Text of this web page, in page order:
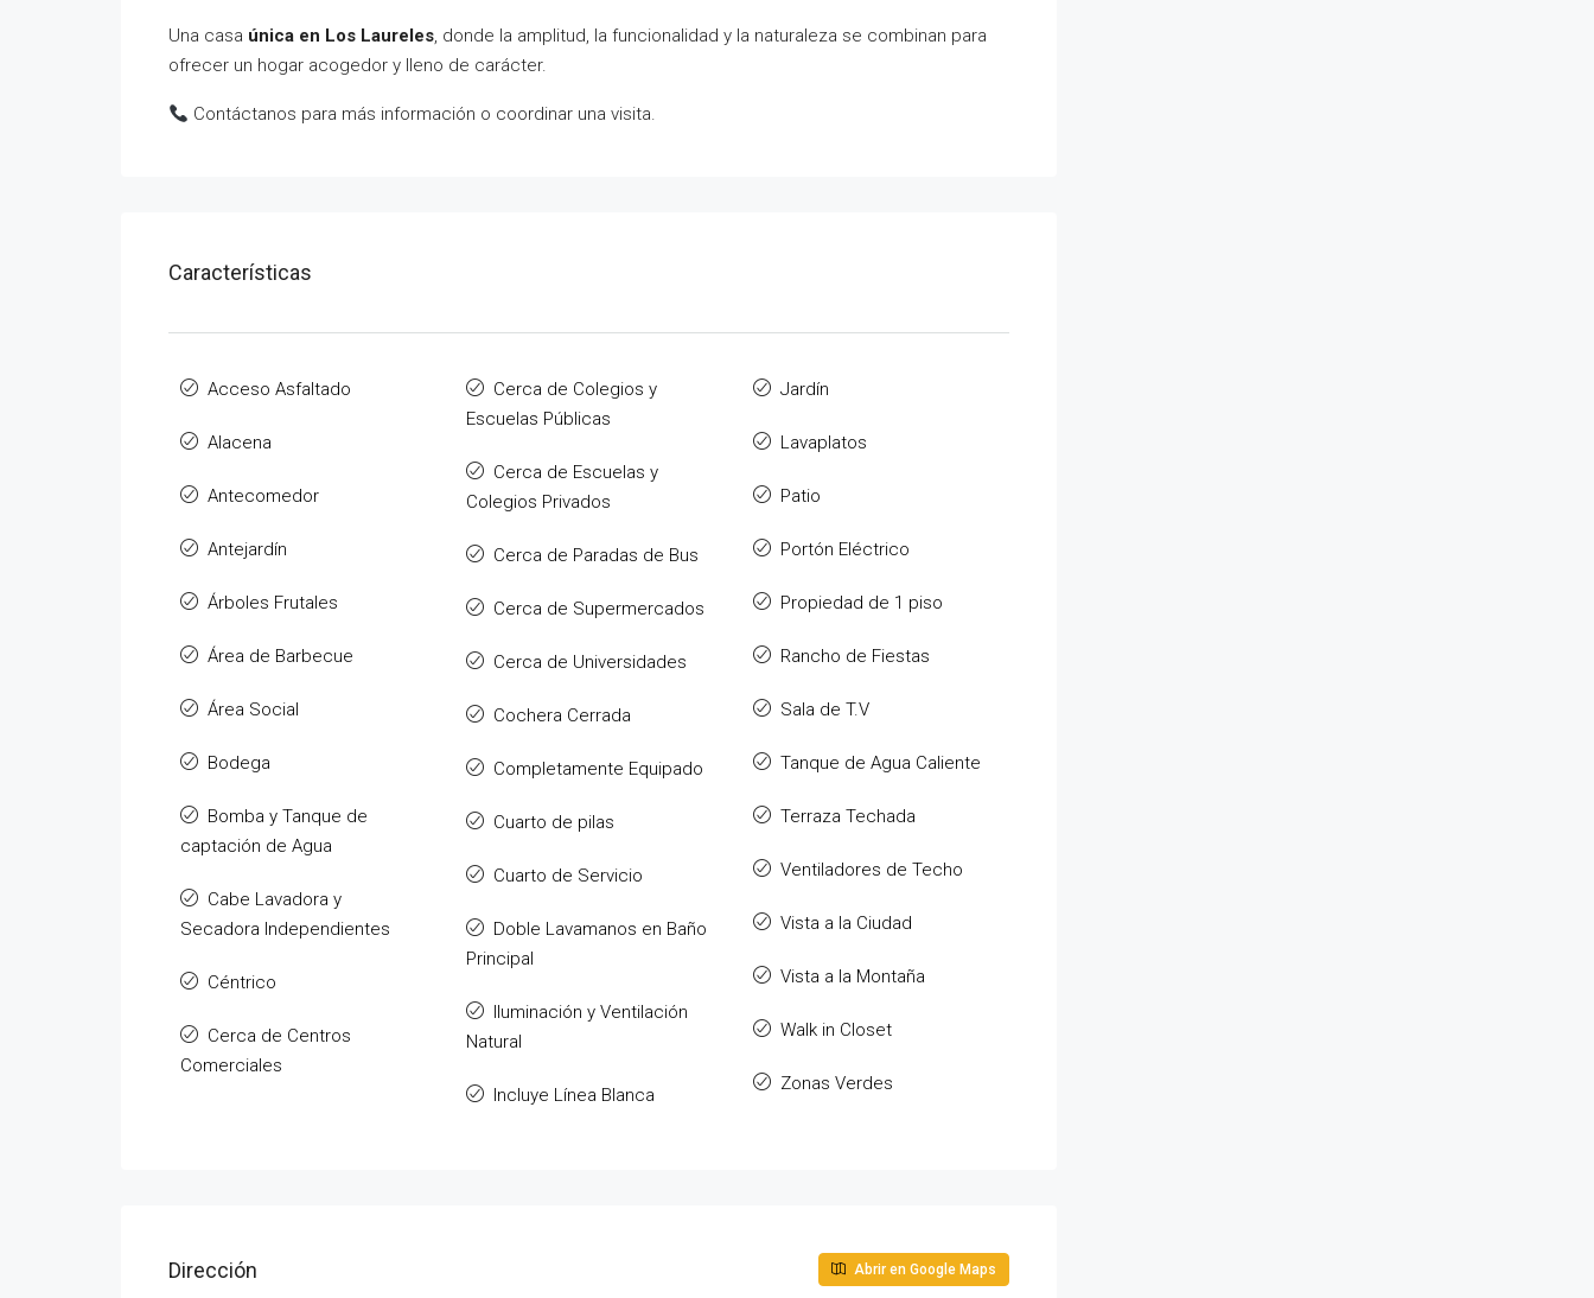
Una casa única en Los Laureles, donde la amplitud, la funcionalidad y la naturaleza se combinan para
ofrecer un hogar acogedor y lleno de carácter.
Contáctanos para más información o coordinar una visita.
Características
Acceso Asfaltado
Alacena
Antecomedor
Antejardín
Árboles Frutales
Área de Barbecue
Área Social
Bodega
Bomba y Tanque de
captación de Agua
Cabe Lavadora y
Secadora Independientes
Céntrico
Cerca de Centros
Comerciales
Cerca de Colegios y
Escuelas Públicas
Cerca de Escuelas y
Colegios Privados
Cerca de Paradas de Bus
Cerca de Supermercados
Cerca de Universidades
Cochera Cerrada
Completamente Equipado
Cuarto de pilas
Cuarto de Servicio
Doble Lavamanos en Baño
Principal
Iluminación y Ventilación
Natural
Incluye Línea Blanca
Jardín
Lavaplatos
Patio
Portón Eléctrico
Propiedad de 1 piso
Rancho de Fiestas
Sala de T.V
Tanque de Agua Caliente
Terraza Techada
Ventiladores de Techo
Vista a la Ciudad
Vista a la Montaña
Walk in Closet
Zonas Verdes
Dirección Abrir en Google Maps